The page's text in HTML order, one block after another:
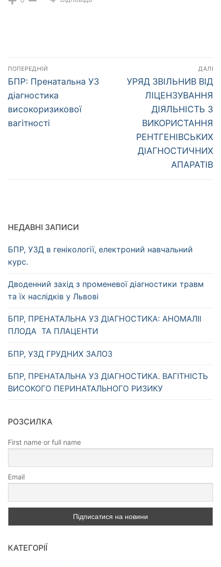
Навігація
записів
ПОПЕРЕДНІЙ
Попередній
запис:
БПР: Пренатальна УЗ
діагностика
високоризикової
вагітності
ДАЛІ
Наступний
запис:
УРЯД ЗВІЛЬНИВ ВІД
ЛІЦЕНЗУВАННЯ
ДІЯЛЬНІСТЬ З
ВИКОРИСТАННЯ
РЕНТГЕНІВСЬКИХ
ДІАГНОСТИЧНИХ
АПАРАТІВ
НЕДАВНІ ЗАПИСИ
БПР, УЗД в генікології, електроний навчальний
курс.
Дводенний захід з променевої діагностики травм
та їх наслідків у Львові
БПР, ПРЕНАТАЛЬНА УЗ ДІАГНОСТИКА: АНОМАЛІІ
ПЛОДА ТА ПЛАЦЕНТИ
БПР, УЗД ГРУДНИХ ЗАЛОЗ
БПР, ПРЕНАТАЛЬНА УЗ ДІАГНОСТИКА. ВАГІТНІСТЬ
ВИСОКОГО ПЕРИНАТАЛЬНОГО РИЗИКУ
РОЗСИЛКА
First name or full name
Email
КАТЕГОРІЇ